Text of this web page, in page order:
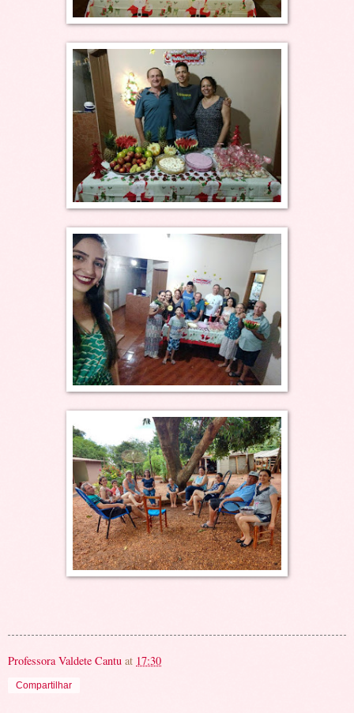
Professora Valdete Cantu at 17:30
Compartilhar